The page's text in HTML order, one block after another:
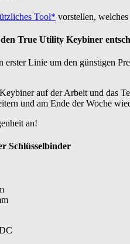
Tool* vorstellen,
True Utility Keybiner
erster Linie um den günstigen
auf der Arbeit und das
und am Ende der Woche
an!
Schlüsselbinder